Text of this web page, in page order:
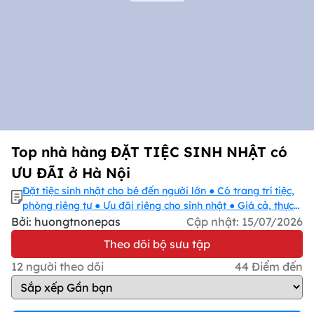
Top nhà hàng ĐẶT TIỆC SINH NHẬT có
ƯU ĐÃI ở Hà Nội
Đặt tiệc sinh nhật cho bé đến người lớn ● Có trang trí tiệc,
phòng riêng tư ● Ưu đãi riêng cho sinh nhật ● Giá cả, thực
đơn đa dạng!
Bởi: huongtnonepas Cập nhật: 15/07/2026
Theo dõi bộ sưu tập
12 người theo dõi 44 Điểm đến